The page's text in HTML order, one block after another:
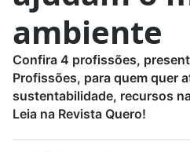
ambiente
Confira 4 profissões,
Profissões, para quem quer
sustentabilidade, recursos
Leia na Revista Quero!